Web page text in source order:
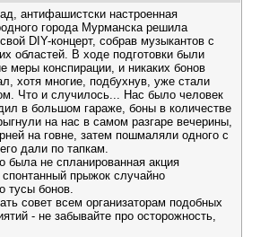
антифашистски настроенная
города Мурманска решила
DIY-концерт, собрав музыкантов с
областей. В ходе подготовки были
меры конспирации, и никаких бонов
хотя многие, подбухнув, уже стали
Что и случилось... Нас было человек
в большом гараже, боны в количестве
на нас в самом разгаре вечерины,
на говне, затем пошмаляли одного с
дали по тапкам.
была не спланированная акция
прыжок случайно
тусы бонов.
совет всем организаторам подобных
- не забывайте про осторожность,